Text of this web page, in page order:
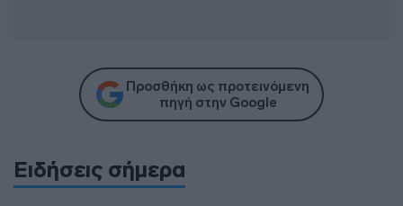
Προσθήκη ως προτεινόμενη
πηγή στην Google
Ειδήσεις σήμερα